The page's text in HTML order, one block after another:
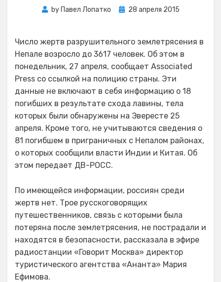
by Павел Лопатко
Posted
28 апреля 2015
Число жертв разрушительного землетрясения в
Непале возросло до 3617 человек. Об этом в
понедельник, 27 апреля, сообщает Associated
Press со ссылкой на полицию страны. Эти
данные не включают в себя информацию о 18
погибших в результате схода лавины, тела
которых были обнаружены на Эвересте 25
апреля. Кроме того, не учитываются сведения о
81 погибшем в приграничных с Непалом районах,
о которых сообщили власти Индии и Китая. Об
этом передает ДВ-РОСС.
По имеющейся информации, россиян среди
жертв нет. Трое русскоговорящих
путешественников, связь с которыми была
потеряна после землетрясения, не пострадали и
находятся в безопасности, рассказала в эфире
радиостанции «Говорит Москва» директор
туристического агентства «Ананта» Мария
Ефимова.